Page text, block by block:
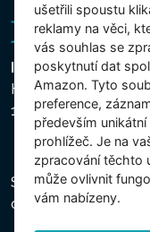
Intex Trading, s.r.o.
Hradecká 2526/3
130 00 Praha 3 -
Společnost je
oddíl C, vložka
ušetřili spoustu
reklamy na věci,
vás souhlas se
poskytnutí dat
Amazon. Tyto
preference,
především
prohlížeč. Je na
zpracování těchto
může ovlivnit
vám nabízeny.